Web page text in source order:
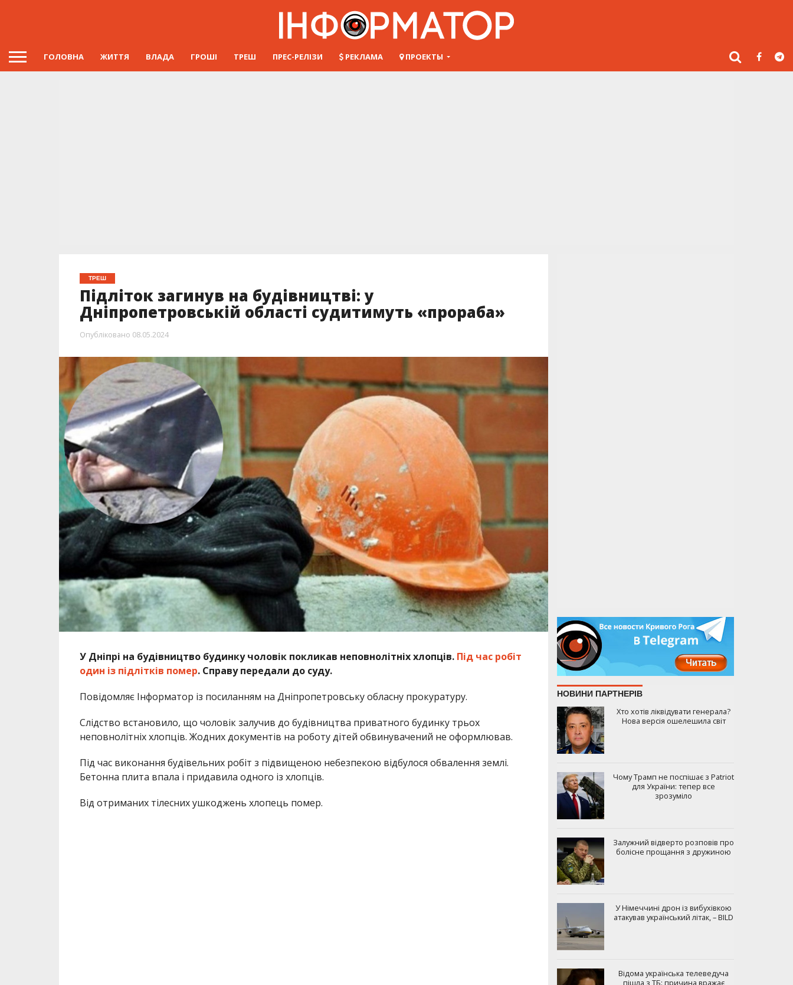
ГОЛОВНА ЖИТТЯ ВЛАДА ГРОШІ ТРЕШ ПРЕС-РЕЛІЗИ РЕКЛАМА ПРОЕКТЫ
ТРЕШ
Підліток загинув на будівництві: у
Дніпропетровській області судитимуть «прораба»
Опубліковано 08.05.2024
У Дніпрі на будівництво будинку чоловік покликав неповнолітніх хлопців.Під час робіт
один із підлітків помер. Справу передали до суду.
Повідомляє Інформатор із посиланням на Дніпропетровську обласну прокуратуру.
Слідство встановило, що чоловік залучив до будівництва приватного будинку трьох
неповнолітніх хлопців. Жодних документів на роботу дітей обвинувачений не оформлював.
Під час виконання будівельних робіт з підвищеною небезпекою відбулося обвалення землі.
Бетонна плита впала і придавила одного із хлопців.
Від отриманих тілесних ушкоджень хлопець помер.